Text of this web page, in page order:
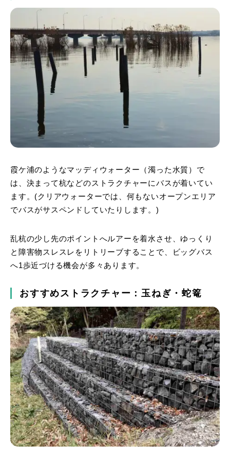
霞ケ浦のようなマッディウォーター（濁った水質）で
は、決まって杭などのストラクチャーにバスが着いてい
ます。(クリアウォーターでは、何もないオープンエリア
でバスがサスペンドしていたりします。)
乱杭の少し先のポイントへルアーを着水させ、ゆっくり
と障害物スレスレをリトリーブすることで、ビッグバス
へ1歩近づける機会が多々あります。
おすすめストラクチャー：玉ねぎ・蛇篭